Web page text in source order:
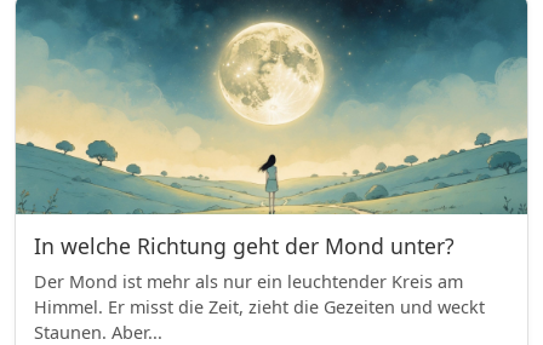
In welche Richtung geht der Mond unter?
Der Mond ist mehr als nur ein leuchtender Kreis am
Himmel. Er misst die Zeit, zieht die Gezeiten und weckt
Staunen. Aber...